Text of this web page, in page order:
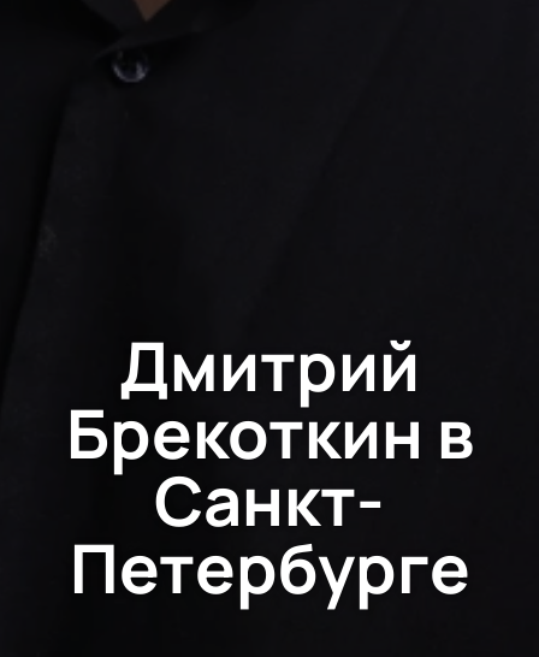
Дмитрий
Брекоткин в
Санкт-
Петербурге